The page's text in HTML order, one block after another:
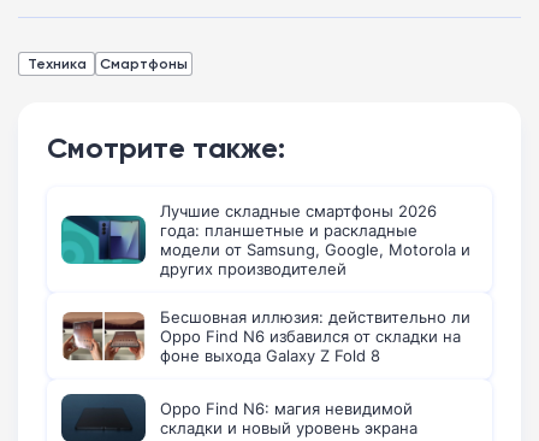
Техника Смартфоны
Смотрите также:
Лучшие складные смартфоны 2026
года: планшетные и раскладные
модели от Samsung, Google, Motorola и
других производителей
Бесшовная иллюзия: действительно ли
Oppo Find N6 избавился от складки на
фоне выхода Galaxy Z Fold 8
Oppo Find N6: магия невидимой
складки и новый уровень экрана